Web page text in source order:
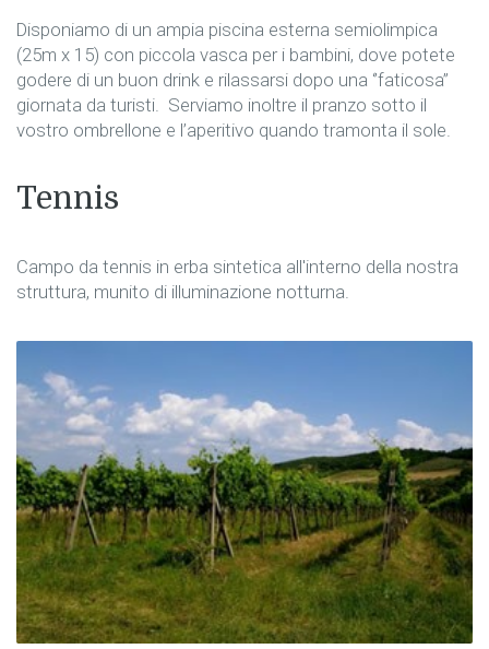
Disponiamo di un ampia piscina esterna semiolimpica
(25m x 15) con piccola vasca per i bambini, dove potete
godere di un buon drink e rilassarsi dopo una ‘’faticosa’’
giornata da turisti. Serviamo inoltre il pranzo sotto il
vostro ombrellone e l’aperitivo quando tramonta il sole.
Tennis
Campo da tennis in erba sintetica all'interno della nostra
struttura, munito di illuminazione notturna.